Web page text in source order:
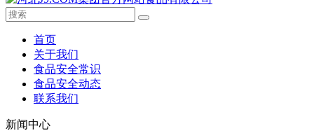
首页
关于我们
食品安全常识
食品安全动态
联系我们
新闻中心